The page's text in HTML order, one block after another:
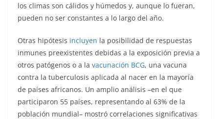
los climas son cálidos y húmedos y, aunque lo fueran,
pueden no ser constantes a lo largo del año.
Otras hipótesis incluyen la posibilidad de respuestas
inmunes preexistentes debidas a la exposición previa a
otros patógenos o a la vacunación BCG, una vacuna
contra la tuberculosis aplicada al nacer en la mayoría
de países africanos. Un amplio análisis –en el que
participaron 55 países, representando al 63% de la
población mundial– mostró correlaciones significativas